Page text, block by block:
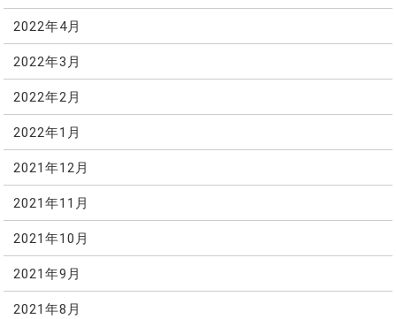
2022年4月
2022年3月
2022年2月
2022年1月
2021年12月
2021年11月
2021年10月
2021年9月
2021年8月